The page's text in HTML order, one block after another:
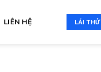
LIÊN HỆ LÁI THỬ